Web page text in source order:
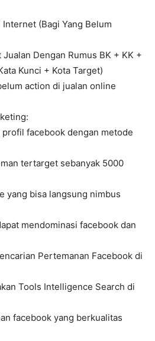
(Bagi Yang Belum
Dengan Rumus BK + KK +
Kunci + Kota Target)
action di jualan online
profil facebook dengan metode
tertarget sebanyak 5000
yang bisa langsung nimbus
mendominasi facebook dan
Pertemanan Facebook di
Tools Intelligence Search di
facebook yang berkualitas